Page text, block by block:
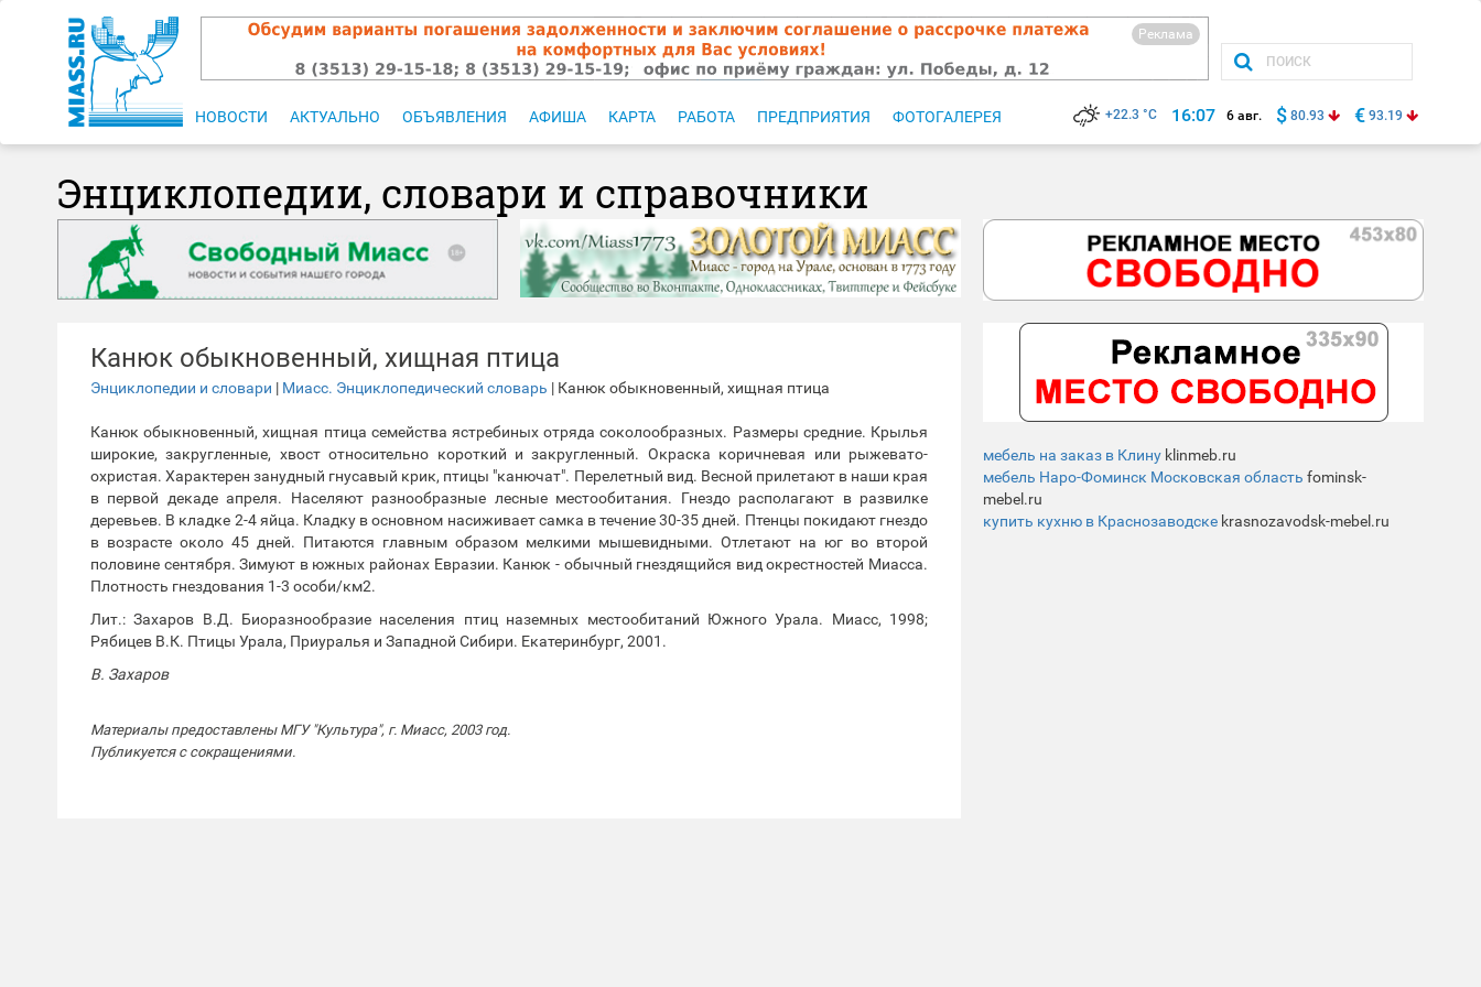
Реклама
НОВОСТИ АКТУАЛЬНО ОБЪЯВЛЕНИЯ АФИША КАРТА РАБОТА ПРЕДПРИЯТИЯ ФОТОГАЛЕРЕЯ +22.3 °C 16:07 6 авг. $ 80.93 € 93.19
Энциклопедии, словари и справочники
Канюк обыкновенный, хищная птица
Энциклопедии и словари | Миасс. Энциклопедический словарь | Канюк обыкновенный, хищная птица
Канюк обыкновенный, хищная птица семейства ястребиных отряда соколообразных. Размеры средние. Крылья
широкие, закругленные, хвост относительно короткий и закругленный. Окраска коричневая или рыжевато-
охристая. Характерен занудный гнусавый крик, птицы "канючат". Перелетный вид. Весной прилетают в наши края
в первой декаде апреля. Населяют разнообразные лесные местообитания. Гнездо располагают в развилке
деревьев. В кладке 2-4 яйца. Кладку в основном насиживает самка в течение 30-35 дней. Птенцы покидают гнездо
в возрасте около 45 дней. Питаются главным образом мелкими мышевидными. Отлетают на юг во второй
половине сентября. Зимуют в южных районах Евразии. Канюк - обычный гнездящийся вид окрестностей Миасса.
Плотность гнездования 1-3 особи/км2.
Лит.: Захаров В.Д. Биоразнообразие населения птиц наземных местообитаний Южного Урала. Миасс, 1998;
Рябицев В.К. Птицы Урала, Приуралья и Западной Сибири. Екатеринбург, 2001.
В. Захаров
Материалы предоставлены МГУ "Культура", г. Миасс, 2003 год.
Публикуется с сокращениями.
мебель на заказ в Клину klinmeb.ru
мебель Наро-Фоминск Московская область fominsk-
mebel.ru
купить кухню в Краснозаводске krasnozavodsk-mebel.ru